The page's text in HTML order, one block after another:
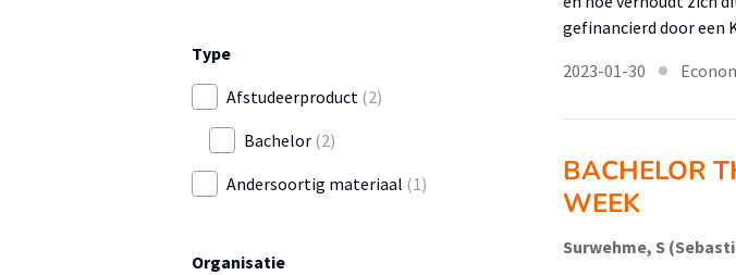
Type
Afstudeerproduct (2)
Bachelor (2)
Andersoortig materiaal (1)
Organisatie
gefinancierd door een
2023-01-30
BACHELOR
WEEK
Surwehme, S